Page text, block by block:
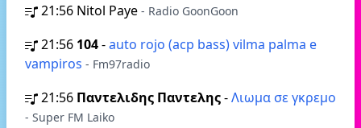
21:56 Nitol Paye - Radio GoonGoon
21:56 104-auto rojo (acp bass) vilma palma e
vampiros - Fm97radio
21:56 Παντελιδης Παντελης-Λιωμα σε γκρεμο
- Super FM Laiko